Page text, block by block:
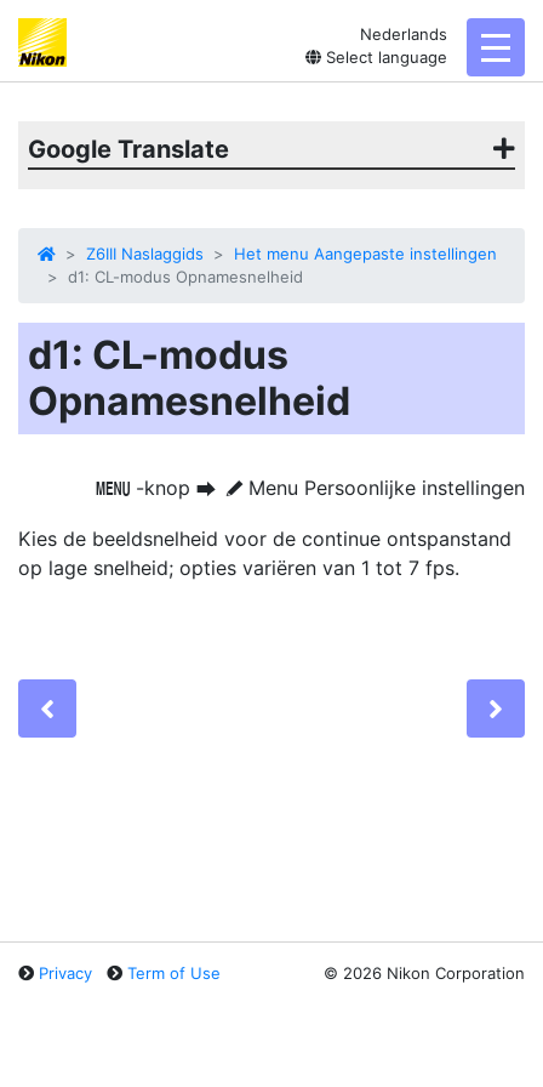
Nederlands
Select language
Google Translate
Z6III Naslaggids
Het menu Aangepaste instellingen
d1: CL-modus Opnamesnelheid
d1: CL-modus
Opnamesnelheid
G -knop U A Menu Persoonlijke instellingen
Kies de beeldsnelheid voor de continue ontspanstand
op lage snelheid; opties variëren van 1 tot 7 fps.
Privacy Term of Use © 2026 Nikon Corporation